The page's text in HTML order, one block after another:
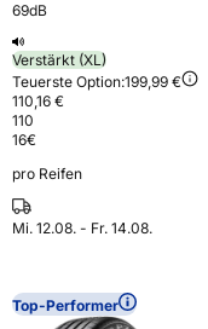
69dB
Verstärkt (XL)
Teuerste Option:199,99 €
110,16 €
110
16€
pro Reifen
Mi. 12.08. - Fr. 14.08.
Top-Performer